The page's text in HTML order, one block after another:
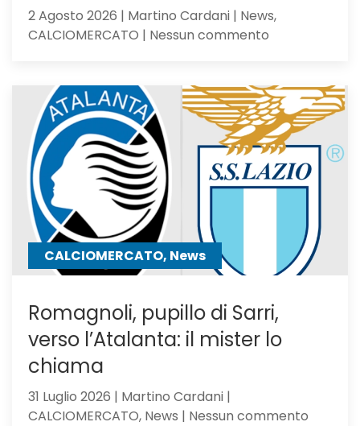
2 Agosto 2026 | Martino Cardani | News,
CALCIOMERCATO | Nessun commento
El
Bilal
resta
in
uscita:
Parma
passo
CALCIOMERCATO, News
Romagnoli, pupillo di Sarri,
verso l’Atalanta: il mister lo
chiama
31 Luglio 2026 | Martino Cardani |
CALCIOMERCATO, News | Nessun commento